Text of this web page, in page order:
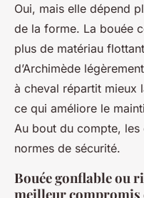
Oui, mais elle dépend
de la forme. La bouée
plus de matériau
d’Archimède
à cheval répartit mieux
ce qui améliore le
Au bout du compte,
normes de sécurité.
Bouée gonflable ou
meilleur compromis